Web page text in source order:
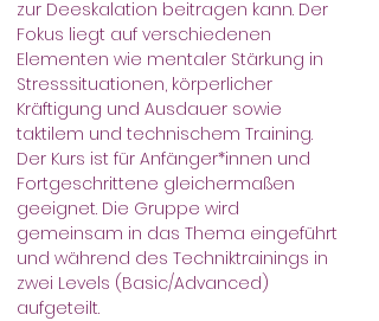
zur Deeskalation beitragen kann. Der
Fokus liegt auf verschiedenen
Elementen wie mentaler Stärkung in
Stresssituationen, körperlicher
Kräftigung und Ausdauer sowie
taktilem und technischem Training.
Der Kurs ist für Anfänger*innen und
Fortgeschrittene gleichermaßen
geeignet. Die Gruppe wird
gemeinsam in das Thema eingeführt
und während des Techniktrainings in
zwei Levels (Basic/Advanced)
aufgeteilt.